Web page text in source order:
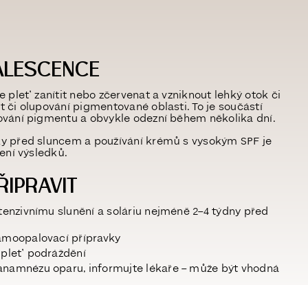
pleť zanítit nebo zčervenat a vzniknout lehký otok či
či olupování pigmentované oblasti. To je součástí
pigmentu a obvykle odezní během několika dní.
před sluncem a používání krémů s vysokým SPF je
výsledků.
slunění a soláriu nejméně 2–4 týdny před
přípravky
podráždění
oparu, informujte lékaře – může být vhodná